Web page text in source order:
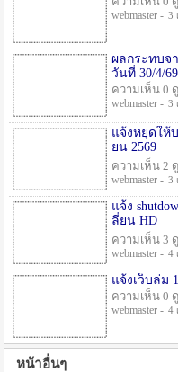
webmaster - 3
ผลกระทบจ
วันที่ 30/4/69
ความเห็น 0
webmaster - 3
แจ้งหยุดให้
ยน 2569
ความเห็น 2
webmaster - 3
แจ้ง
ลี่ยน HD
ความเห็น 3
webmaster - 4
แจ้งเว็บล่ม
ความเห็น 0
webmaster - 4
หน้าอื่นๆ